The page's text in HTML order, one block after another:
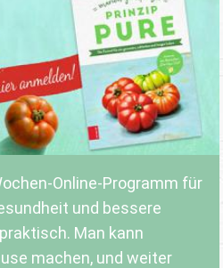
Online-Programm für
und bessere
Man kann
machen, und weiter